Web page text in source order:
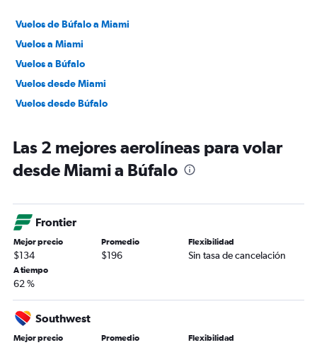
Vuelos de Búfalo a Miami
Vuelos a Miami
Vuelos a Búfalo
Vuelos desde Miami
Vuelos desde Búfalo
Las 2 mejores aerolíneas para volar
desde Miami a Búfalo
Frontier
Mejor precio
$134
Promedio
$196
Flexibilidad
Sin tasa de cancelación
A tiempo
62 %
Southwest
Mejor precio Promedio Flexibilidad